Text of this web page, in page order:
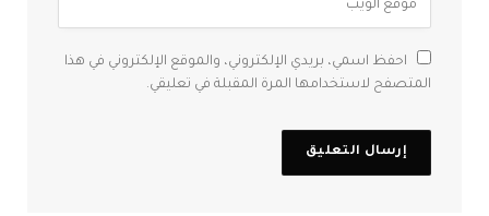
احفظ اسمي، بريدي الإلكتروني، والموقع الإلكتروني في هذا
المتصفح لاستخدامها المرة المقبلة في تعليقي.